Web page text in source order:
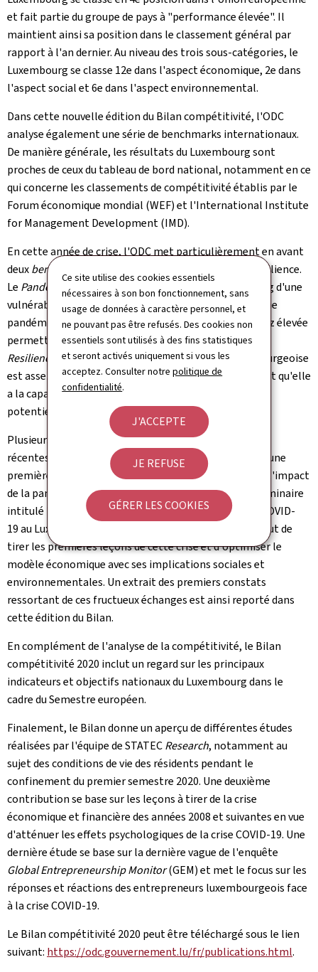
Ce site utilise des cookies essentiels
nécessaires à son bon fonctionnement, sans
usage de données à caractère personnel, et
ne pouvant pas être refusés. Des cookies non
essentiels sont utilisés à des fins statistiques
et seront activés uniquement si vous les
acceptez. Consulter notrepolitique de
confidentialité.
J'ACCEPTE
JE REFUSE
GÉRER LES COOKIES
et fait partie du groupe de pays à "performance élevée". Il
maintient ainsi sa position dans le classement général par
rapport à l'an dernier. Au niveau des trois sous-catégories, le
Luxembourg se classe 12e dans l'aspect économique, 2e dans
l'aspect social et 6e dans l'aspect environnemental.
Dans cette nouvelle édition du Bilan compétitivité, l'ODC
analyse également une série de benchmarks internationaux.
De manière générale, les résultats du Luxembourg sont
proches de ceux du tableau de bord national, notamment en ce
qui concerne les classements de compétitivité établis par le
Forum économique mondial (WEF) et l'International Institute
for Management Development (IMD).
En cette année de crise, l'ODC met particulièrement en avant
deuxbenchmarks
en matière de vulnérabilité et de résilience.
Le Pandemic Vulnerability Index atteste au Luxembourg d'une
vulnérabilité structurelle relativement faible face à une
pandémie et une marge de manœuvre budgétaire assez élevée
permettant d'atténuer les effets d'une crise. Quant au
Resilience Index, celui-ci juge que l'économie luxembourgeoise
est assez bien outillée pour tenir bon en cas de chocs et qu'elle
a la capacité de résister face à des perturbations
potentiellement disruptives.
Plusieurs indicateurs, présentant les données les plus
récentes disponibles à ce jour permettent d'effectuer une
première évaluation de la situation actuelle, ainsi que l'impact
de la pandémie au Luxembourg. Le 6 juillet 2020, un séminaire
intitulé "Quelles leçons tirer de la crise économique COVID-
19 au Luxembourg?" a été organisé par l'ODC dans le but de
tirer les premières leçons de cette crise et d'optimiser le
modèle économique avec ses implications sociales et
environnementales. Un extrait des premiers constats
ressortant de ces fructueux échanges est ainsi reporté dans
cette édition du Bilan.
En complément de l'analyse de la compétitivité, le Bilan
compétitivité 2020 inclut un regard sur les principaux
indicateurs et objectifs nationaux du Luxembourg dans le
cadre du Semestre européen.
Finalement, le Bilan donne un aperçu de différentes études
réalisées par l'équipe de STATECResearch, notamment au
sujet des conditions de vie des résidents pendant le
confinement du premier semestre 2020. Une deuxième
contribution se base sur les leçons à tirer de la crise
économique et financière des années 2008 et suivantes en vue
d'atténuer les effets psychologiques de la crise COVID-19. Une
dernière étude se base sur la dernière vague de l'enquête
Global Entrepreneurship Monitor(GEM) et met le focus sur les
réponses et réactions des entrepreneurs luxembourgeois face
à la crise COVID-19.
Le Bilan compétitivité 2020 peut être téléchargé sous le lien
suivant: https://odc.gouvernement.lu/fr/publications.html.